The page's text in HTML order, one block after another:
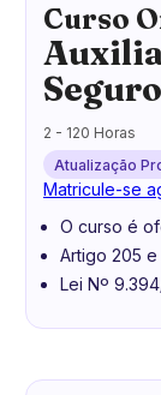
Curso
2 - 120 Horas
Atualização
Matricule-se
O curso é
Artigo 205
Lei Nº